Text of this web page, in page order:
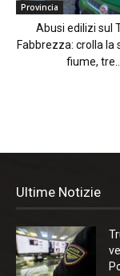
Provincia
Abusi edilizi sul
Fabbrezza: crolla la
fiume, tre...
Ultime Notizie